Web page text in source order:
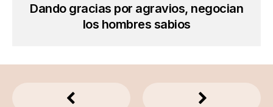
Dando gracias por agravios, negocian
los hombres sabios